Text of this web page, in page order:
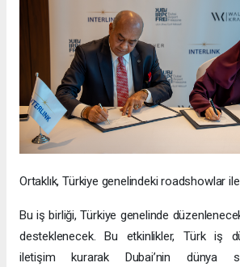
Ortaklık, Türkiye genelindeki roadshowlar ile
Bu iş birliği, Türkiye genelinde
desteklenecek. Bu etkinlikler, Türk iş
iletişim kurarak Dubai’nin dünya